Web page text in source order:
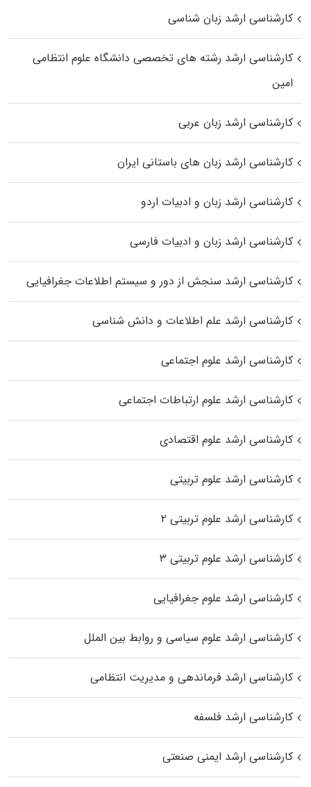
کارشناسی ارشد زبان شناسی
کارشناسی ارشد رﺷﺘﻪ ﻫﺎی تخصصی داﻧﺸﮕﺎه ﻋﻠﻮم انتظامی
اﻣﻴﻦ
کارشناسی ارشد زبان عربی
کارشناسی ارشد زبان‌ های باستانی ایران
کارشناسی ارشد زبان و ادبیات اردو
کارشناسی ارشد زبان و ادبیات فارسی
کارشناسی ارشد سنجش از دور و سیستم اطلاعات جغرافیایی
کارشناسی ارشد علم اطلاعات و دانش شناسی
کارشناسی ارشد علوم اجتماعی
کارشناسی ارشد علوم ارتباطات اجتماعی
کارشناسی ارشد علوم اقتصادی
کارشناسی ارشد علوم تربیتی
کارشناسی ارشد علوم تربیتی ۲
کارشناسی ارشد علوم تربیتی ۳
کارشناسی ارشد علوم جغرافیایی
کارشناسی ارشد علوم سیاسی و روابط بین الملل
کارشناسی ارشد فرماندهی و مدیریت انتظامی
کارشناسی ارشد فلسفه
کارشناسی ارشد ایمنی صنعتی